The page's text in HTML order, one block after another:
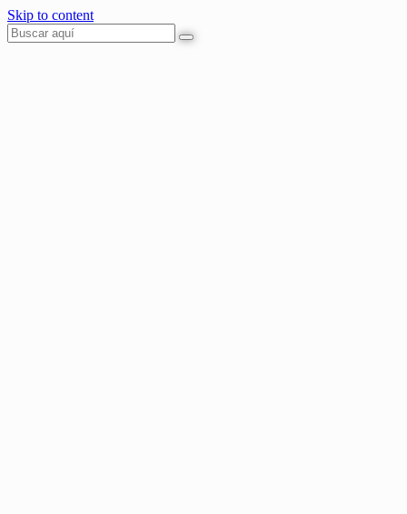
Skip to content